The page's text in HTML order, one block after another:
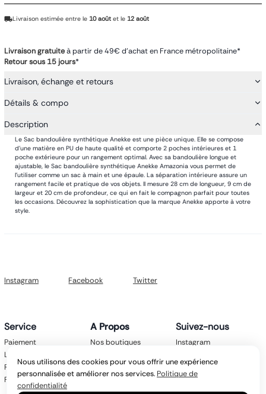
Livraison estimée entre le 10 août et le 12 août
Livraison gratuiteà partir de 49€ d'achat en France métropolitaine*
Retour sous 15 jours*
Livraison, échange et retours
Détails & compo
Description
Le Sac bandoulière synthétique Anekke est une pièce unique. Elle se compose
d'une matière en PU de haute qualité et comporte 2 poches intérieures et 1
poche extérieure pour un rangement optimal. Avec sa bandoulière longue et
ajustable, le Sac bandoulière synthétique Anekke Amazonia vous permet de
l'utiliser comme un sac à main et une épaule. La séparation intérieure assure un
rangement facile et pratique de vos objets. Il mesure 28 cm de longueur, 9 cm de
largeur et 20 cm de profondeur, ce qui en fait le compagnon parfait pour toutes
les occasions. Découvrez la sophistication que la marque Anekke apporte à votre
style.
Instagram Facebook Twitter
Service
Paiement
Livraison
Retours
FAQ
A Propos
Nos boutiques
Mentions légales
CGV
Politique de
Suivez-nous
Instagram
Twitter
Nous utilisons des cookies pour vous offrir une expérience
personnalisée et améliorer nos services. Politique de
confidentialité